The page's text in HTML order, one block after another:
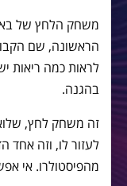
משחק הלחץ של
לראות כמה ריאות
בהגנה.
לעזור לו, וזה אחד
מהפיסטולרו. אי אפשר